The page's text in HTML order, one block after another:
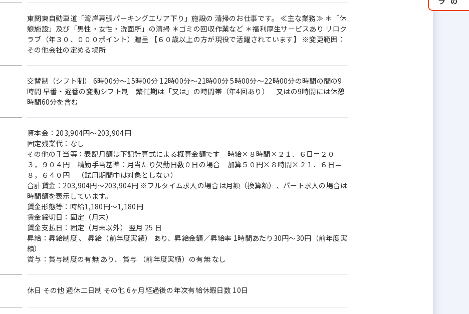
東関東自動車道「湾岸幕張パーキングエリア下り」施設の 清掃のお仕事です。 ≪主な業務≫ ＊「休
憩施設」及び「男性・女性・洗面所」の清掃 ＊ゴミの回収作業など ＊福利厚生サービスあり リロク
ラブ（年３０、０００ポイント）贈呈 【６０歳以上の方が現役で活躍されています】 ※変更範囲：
その他会社の定める場所
交替制（シフト制） 6時00分〜15時00分 12時00分〜21時00分 5時00分～22時00分の時間の間の9
時間 早番・遅番の変動シフト制 繁忙期は「又は」の時間帯（年4回あり） 又はの9時間には休憩
時間60分を含む
資本金：203,904円〜203,904円
固定残業代：なし
その他の手当等：表記月額は下記計算式による概算金額です 時給×８時間×２１．６日＝２０
３，９０４円 精勤手当基準：月当たり欠勤日数０日の場合 加算５０円×８時間×２１．６日＝
８，６４０円 （試用期間中は対象としない）
合計賃金：203,904円～203,904円 ※フルタイム求人の場合は月額（換算額）、パート求人の場合は
時間額を表示しています。
賃金形態等：時給1,180円～1,180円
賃金締切日：固定（月末）
賃金支払日：固定（月末以外） 翌月 25 日
昇給：昇給制度 、 昇給（前年度実績） あり、昇給金額／昇給率 1時間あたり30円～30円（前年度実
績）
賞与：賞与制度の有無 あり、 賞与 （前年度実績）の有無 なし
休日 その他 週休二日制 その他 6ヶ月経過後の年次有給休暇日数 10日